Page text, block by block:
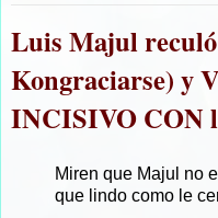
Luis Majul
Kongraciarse) y
INCISIVO CON
Miren que Majul no
que lindo como le